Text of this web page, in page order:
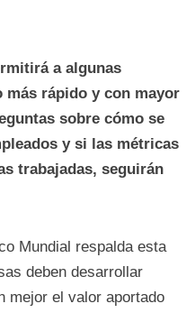
a algunas
más rápido y con mayor
sobre cómo se
y si las métricas
trabajadas, seguirán
Mundial respalda esta
deben desarrollar
mejor el valor aportado